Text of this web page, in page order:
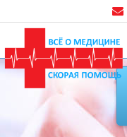
Как я заболел во время
Это странная
предосторожности
но, тем не менее, вы
можете задаться...